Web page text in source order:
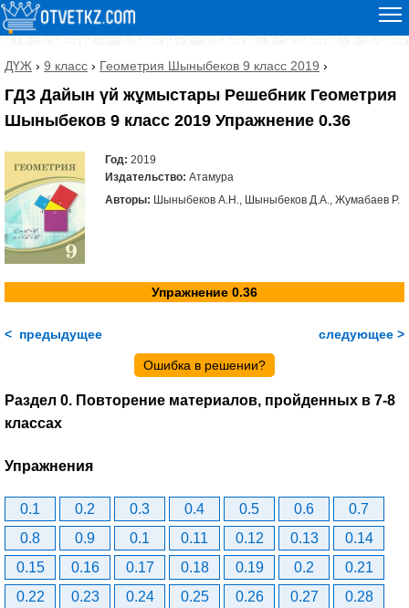
ДҮЖ › 9 класс › Геометрия Шыныбеков 9 класс 2019 ›
ГДЗ Дайын үй жұмыстары Решебник Геометрия
Шыныбеков 9 класс 2019 Упражнение 0.36
Год: 2019
Издательство: Атамура
Авторы: Шыныбеков А.Н., Шыныбеков Д.А., Жумабаев Р.
Упражнение 0.36
< предыдущее следующее >
Ошибка в решении?
Раздел 0. Повторение материалов, пройденных в 7-8
классах
Упражнения
0.1 0.2 0.3 0.4 0.5 0.6
0.7
0.8
0.9 0.1 0.11 0.12 0.13
0.14
0.15
0.16 0.17 0.18 0.19 0.2
0.21
0.22
0.23 0.24 0.25 0.26 0.27
0.28